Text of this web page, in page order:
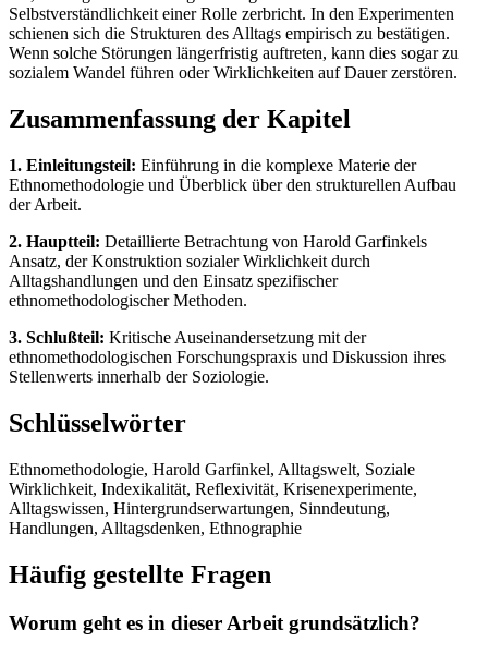
Selbstverständlichkeit einer Rolle zerbricht. In den Experimenten
schienen sich die Strukturen des Alltags empirisch zu bestätigen.
Wenn solche Störungen längerfristig auftreten, kann dies sogar zu
sozialem Wandel führen oder Wirklichkeiten auf Dauer zerstören.
Zusammenfassung der Kapitel
1. Einleitungsteil: Einführung in die komplexe Materie der
Ethnomethodologie und Überblick über den strukturellen Aufbau
der Arbeit.
2. Hauptteil: Detaillierte Betrachtung von Harold Garfinkels
Ansatz, der Konstruktion sozialer Wirklichkeit durch
Alltagshandlungen und den Einsatz spezifischer
ethnomethodologischer Methoden.
3. Schlußteil: Kritische Auseinandersetzung mit der
ethnomethodologischen Forschungspraxis und Diskussion ihres
Stellenwerts innerhalb der Soziologie.
Schlüsselwörter
Ethnomethodologie, Harold Garfinkel, Alltagswelt, Soziale
Wirklichkeit, Indexikalität, Reflexivität, Krisenexperimente,
Alltagswissen, Hintergrundserwartungen, Sinndeutung,
Handlungen, Alltagsdenken, Ethnographie
Häufig gestellte Fragen
Worum geht es in dieser Arbeit grundsätzlich?